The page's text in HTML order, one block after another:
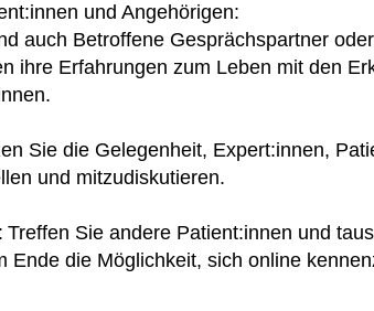
und Angehörigen:
auch Betroffene Gesprächspartner
ihre Erfahrungen zum Leben mit den
Sie die Gelegenheit, Expert:innen,
und mitzudiskutieren.
Sie andere Patient:innen und
Ende die Möglichkeit, sich online